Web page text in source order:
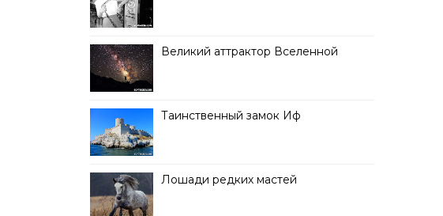
Великий аттрактор Вселенной
Таинственный замок Иф
Лошади редких мастей